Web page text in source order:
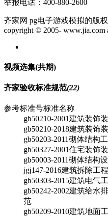
举报电话：400-880-2600
齐家网 pg电子游戏模拟的版
copyright © 2005- www.jia.com
视频选集(共期)
齐家验收标准规范(22)
参考标准号标准名称
gb50210-2001建筑装饰
gb50210-2018建筑装饰
gb50203-2011砌体结构
gb50327-2001住宅装饰
gb50003-2011砌体结构
jgj147-2016建筑拆除工
gb50303-2015建筑电气
gb50242-2002建筑给水
范
gb50209-2010建筑地面